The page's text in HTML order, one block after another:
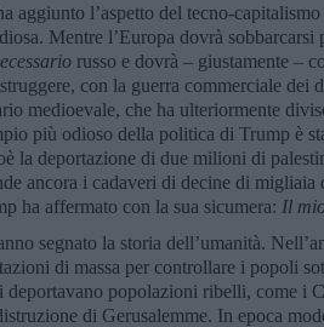
aggiunto l’aspetto del tecno-
Mentre l’Europa dovrà
russo e dovrà – giustamente –
con la guerra commerciale dei
medioevale, che ha ulteriormente
più odioso della politica di Trump è
la deportazione di due milioni di
ancora i cadaveri di decine di
ha affermato con la sua sicumera: Il
segnato la storia dell’umanità.
di massa per controllare i popoli
deportavano popolazioni ribelli, come i
di Gerusalemme. In epoca